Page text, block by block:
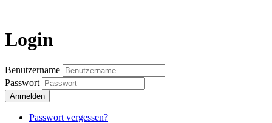
Login
Benutzername
Passwort
Anmelden
Passwort vergessen?